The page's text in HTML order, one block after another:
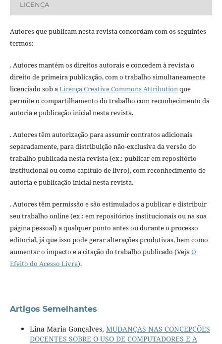
LICENÇA
Autores que publicam nesta revista concordam com os seguintes
termos:
. Autores mantém os direitos autorais e concedem à revista o
direito de primeira publicação, com o trabalho simultaneamente
licenciado sob aLicença Creative Commons Attributionque
permite o compartilhamento do trabalho com reconhecimento da
autoria e publicação inicial nesta revista.
. Autores têm autorização para assumir contratos adicionais
separadamente, para distribuição não-exclusiva da versão do
trabalho publicada nesta revista (ex.: publicar em repositório
institucional ou como capítulo de livro), com reconhecimento de
autoria e publicação inicial nesta revista.
. Autores têm permissão e são estimulados a publicar e distribuir
seu trabalho online (ex.: em repositórios institucionais ou na sua
página pessoal) a qualquer ponto antes ou durante o processo
editorial, já que isso pode gerar alterações produtivas, bem como
aumentar o impacto e a citação do trabalho publicado (VejaO
Efeito do Acesso Livre).
Artigos Semelhantes
Lina Maria Gonçalves, MUDANÇAS NAS CONCEPÇÕES
DOCENTES SOBRE O USO DE COMPUTADORES E A